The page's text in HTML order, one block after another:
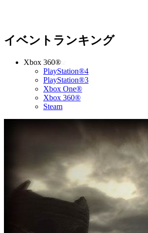
イベントランキング
Xbox 360®
PlayStation®4
PlayStation®3
Xbox One®
Xbox 360®
Steam